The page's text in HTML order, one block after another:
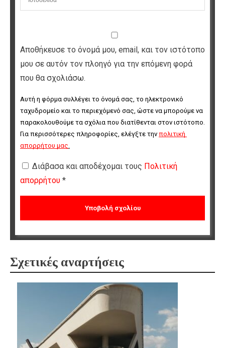
Αποθήκευσε το όνομά μου, email, και τον ιστότοπο
μου σε αυτόν τον πλοηγό για την επόμενη φορά
που θα σχολιάσω.
Αυτή η φόρμα συλλέγει το όνομά σας, το ηλεκτρονικό
ταχυδρομείο και το περιεχόμενό σας, ώστε να μπορούμε να
παρακολουθούμε τα σχόλια που διατίθενται στον ιστότοπο.
Για περισσότερες πληροφορίες, ελέγξτε την πολιτική
απορρήτου μας.
Διάβασα και αποδέχομαι τους Πολιτική
απορρήτου *
Σχετικές αναρτήσεις